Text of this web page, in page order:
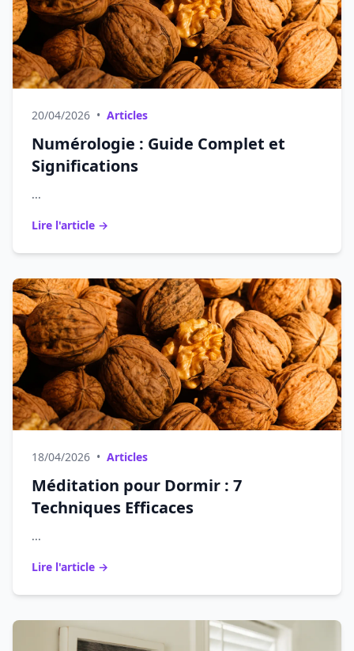
20/04/2026 • Articles
Numérologie : Guide Complet et
Significations
...
Lire l'article →
18/04/2026 • Articles
Méditation pour Dormir : 7
Techniques Efficaces
...
Lire l'article →